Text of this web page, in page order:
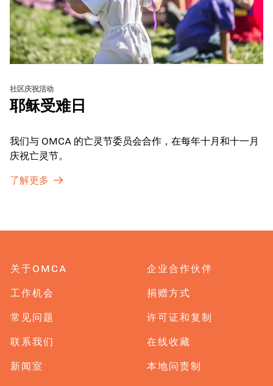
社区庆祝活动
耶稣受难日
我们与 OMCA 的亡灵节委员会合作，在每年十月和十一月
庆祝亡灵节。
了解更多
关于OMCA
工作机会
常见问题
联系我们
新闻室
企业合作伙伴
捐赠方式
许可证和复制
在线收藏
本地问责制